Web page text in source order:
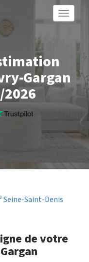
Toggle
Gargan
2026
Seine-Saint-Denis
de votre